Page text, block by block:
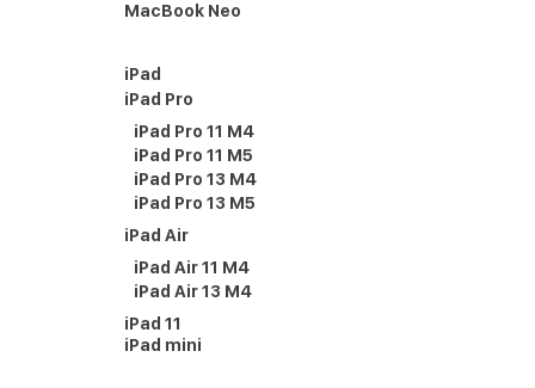
MacBook Neo
iPad
iPad Pro
iPad Pro 11 M4
iPad Pro 11 M5
iPad Pro 13 M4
iPad Pro 13 M5
iPad Air
iPad Air 11 M4
iPad Air 13 M4
iPad 11
iPad mini